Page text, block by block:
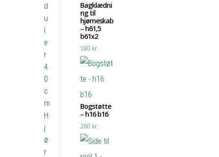
Bagklædni
ng til
hjørneskab
– h61,5
b61x2
180 kr.
Bogstøtte
– h16 b16
260 kr.
d
u
l
e
r
4
0
c
m
H
j
ø
r